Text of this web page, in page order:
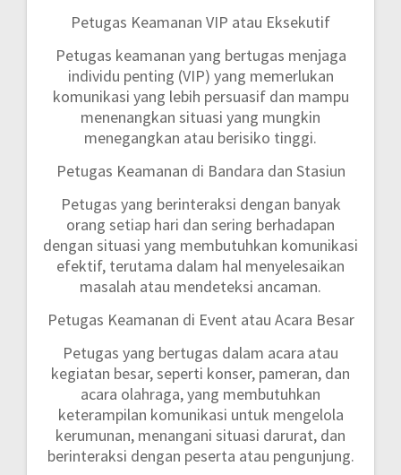
Petugas Keamanan VIP atau Eksekutif
Petugas keamanan yang bertugas menjaga
individu penting (VIP) yang memerlukan
komunikasi yang lebih persuasif dan mampu
menenangkan situasi yang mungkin
menegangkan atau berisiko tinggi.
Petugas Keamanan di Bandara dan Stasiun
Petugas yang berinteraksi dengan banyak
orang setiap hari dan sering berhadapan
dengan situasi yang membutuhkan komunikasi
efektif, terutama dalam hal menyelesaikan
masalah atau mendeteksi ancaman.
Petugas Keamanan di Event atau Acara Besar
Petugas yang bertugas dalam acara atau
kegiatan besar, seperti konser, pameran, dan
acara olahraga, yang membutuhkan
keterampilan komunikasi untuk mengelola
kerumunan, menangani situasi darurat, dan
berinteraksi dengan peserta atau pengunjung.